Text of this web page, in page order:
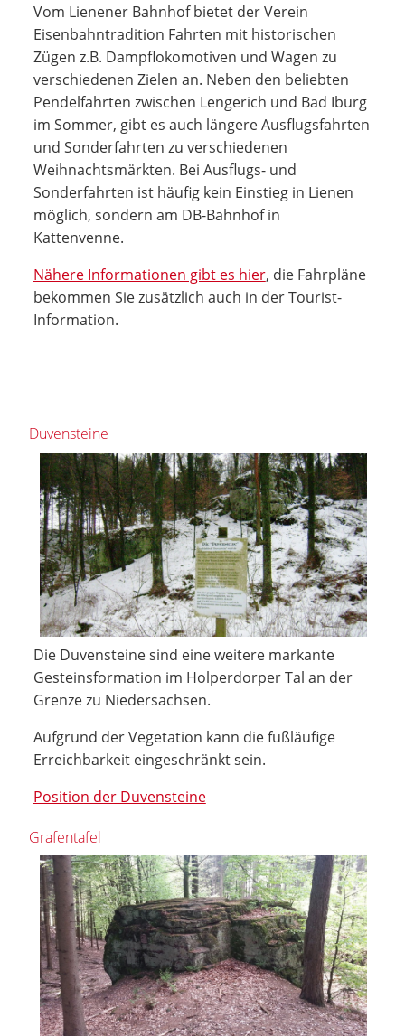
Vom Lienener Bahnhof bietet der Verein
Eisenbahntradition Fahrten mit historischen
Zügen z.B. Dampflokomotiven und Wagen zu
verschiedenen Zielen an. Neben den beliebten
Pendelfahrten zwischen Lengerich und Bad Iburg
im Sommer, gibt es auch längere Ausflugsfahrten
und Sonderfahrten zu verschiedenen
Weihnachtsmärkten. Bei Ausflugs- und
Sonderfahrten ist häufig kein Einstieg in Lienen
möglich, sondern am DB-Bahnhof in
Kattenvenne.
Nähere Informationen gibt es hier, die Fahrpläne
bekommen Sie zusätzlich auch in der Tourist-
Information.
Duvensteine
Die Duvensteine sind eine weitere markante
Gesteinsformation im Holperdorper Tal an der
Grenze zu Niedersachsen.
Aufgrund der Vegetation kann die fußläufige
Erreichbarkeit eingeschränkt sein.
Position der Duvensteine
Grafentafel